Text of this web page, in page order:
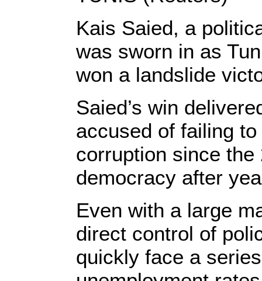
Kais Saied, a
was sworn in as
won a landslide
Saied’s win
accused of failing
corruption since the
democracy after
Even with a large
direct control of
quickly face a